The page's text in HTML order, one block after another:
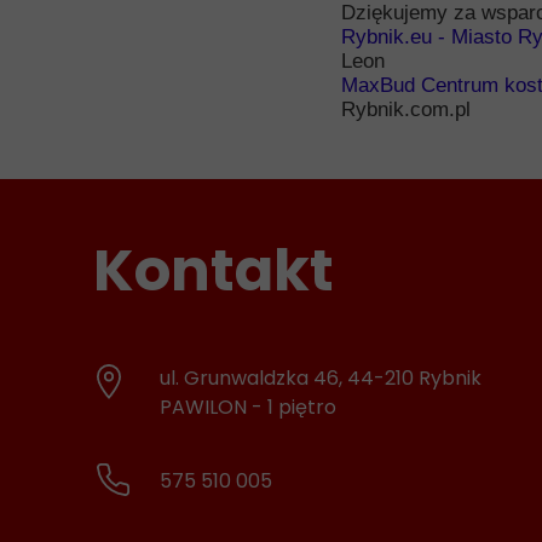
Dziękujemy za
Rybnik.eu - Miasto
Leon
MaxBud Centrum
Rybnik.com.pl
575 510 005
ul. Grunwaldzka 46, 44-210 Rybnik
PAWILON - 1 piętro
Kontakt